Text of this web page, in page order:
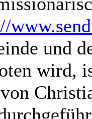
und
wird,